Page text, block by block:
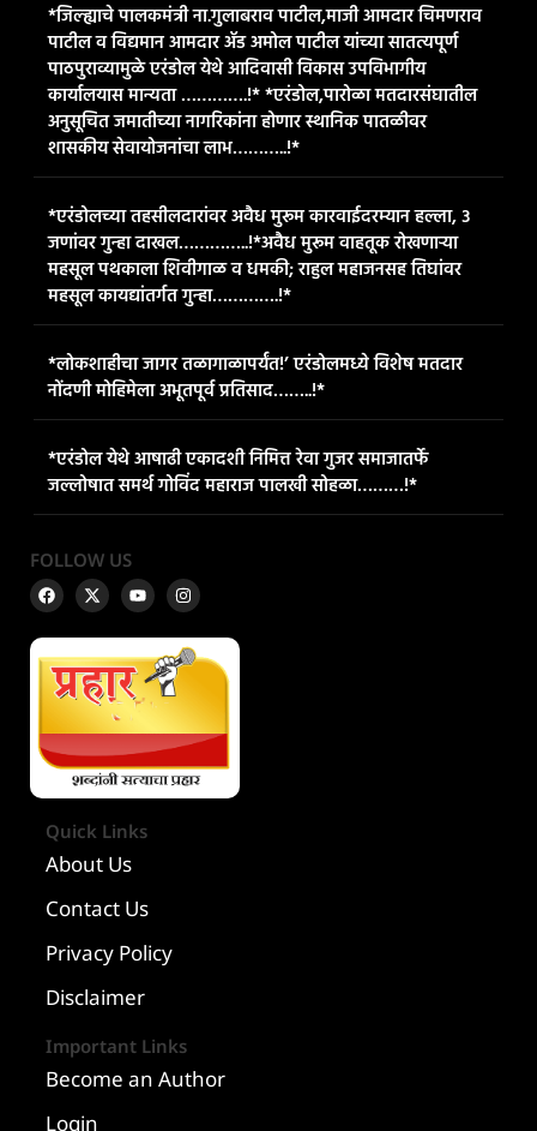
*जिल्ह्याचे पालकमंत्री ना.गुलाबराव पाटील,माजी आमदार चिमणराव
पाटील व विद्यमान आमदार ॲड अमोल पाटील यांच्या सातत्यपूर्ण
पाठपुराव्यामुळे एरंडोल येथे आदिवासी विकास उपविभागीय
कार्यालयास मान्यता ………….!* *एरंडोल,पारोळा मतदारसंघातील
अनुसूचित जमातीच्या नागरिकांना होणार स्थानिक पातळीवर
शासकीय सेवायोजनांचा लाभ………..!*
*एरंडोलच्या तहसीलदारांवर अवैध मुरूम कारवाईदरम्यान हल्ला, ३
जणांवर गुन्हा दाखल…………..!*​अवैध मुरूम वाहतूक रोखणाऱ्या
महसूल पथकाला शिवीगाळ व धमकी; राहुल महाजनसह तिघांवर
महसूल कायद्यांतर्गत गुन्हा………….!*
*लोकशाहीचा जागर तळागाळापर्यंत!’ एरंडोलमध्ये विशेष मतदार
नोंदणी मोहिमेला अभूतपूर्व प्रतिसाद……..!*
*एरंडोल येथे आषाढी एकादशी निमित्त रेवा गुजर समाजातर्फे
जल्लोषात समर्थ गोविंद महाराज पालखी सोहळा………!*
FOLLOW US
Quick Links
About Us
Contact Us
Privacy Policy
Disclaimer
Important Links
Become an Author
Login